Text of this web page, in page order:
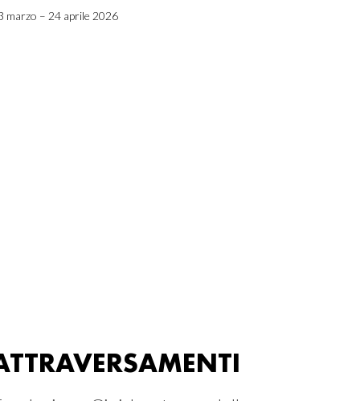
marzo – 24 aprile 2026